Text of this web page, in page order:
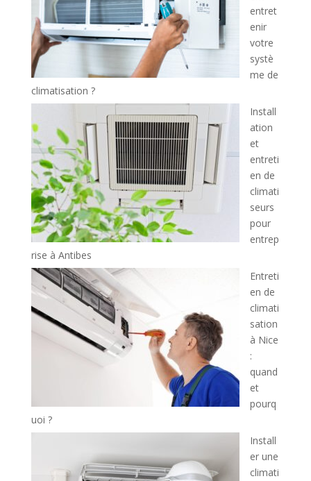
entret
enir
votre
systè
me de
climatisation ?
Install
ation
et
entreti
en de
climati
seurs
pour
entrep
rise à Antibes
Entreti
en de
climati
sation
à Nice
:
quand
et
pourq
uoi ?
Install
er une
climati